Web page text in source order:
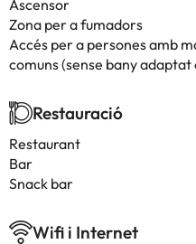
Ascensor
Zona per a fumadors
Accés per a persones amb
comuns (sense bany
Restauració
Restaurant
Bar
Snack bar
Wifi i Internet